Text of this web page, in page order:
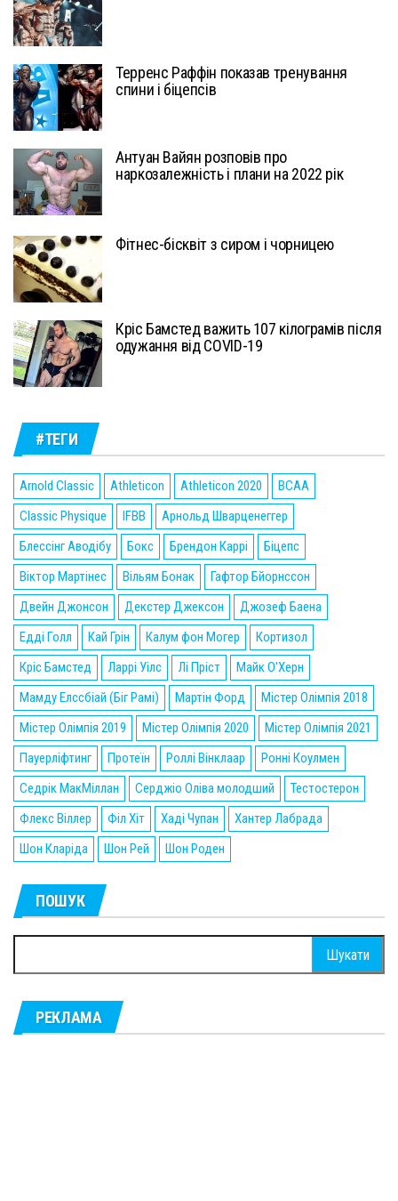
Терренс Раффін показав тренування
спини і біцепсів
Антуан Вайян розповів про
наркозалежність і плани на 2022 рік
Фітнес-бісквіт з сиром і чорницею
Кріс Бамстед важить 107 кілограмів після
одужання від COVID-19
#ТЕГИ
Arnold Classic Athleticon Athleticon 2020
BCAA
Classic Physique
IFBB
Арнольд Шварценеггер
Блессінг Аводібу
Бокс Брендон Каррі
Біцепс
Віктор Мартінес
Вільям Бонак
Гафтор Бйорнссон
Двейн Джонсон
Декстер Джексон
Джозеф Баена
Едді Голл
Кай Грін Калум фон Могер
Кортизол
Кріс Бамстед
Ларрі Уілс Лі Пріст
Майк О'Херн
Мамду Елссбіай (Біг Рамі)
Мартін Форд
Містер Олімпія 2018
Містер Олімпія 2019
Містер Олімпія 2020
Містер Олімпія 2021
Пауерліфтинг
Протеїн Роллі Вінклаар
Ронні Коулмен
Седрік МакМіллан
Серджіо Оліва молодший
Тестостерон
Флекс Віллер
Філ Хіт Хаді Чупан
Хантер Лабрада
Шон Кларіда
Шон Рей Шон Роден
ПОШУК
РЕКЛАМА